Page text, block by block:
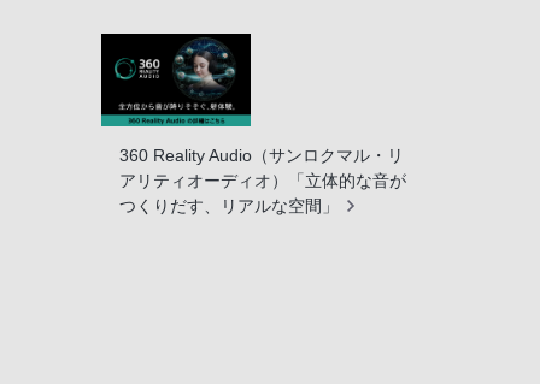
360 Reality Audio（サンロクマル・リ
アリティオーディオ）「立体的な音が
つくりだす、リアルな空間」